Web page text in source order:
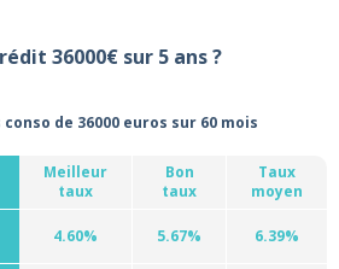
36000€ sur 5 ans ?
de 36000 euros sur 60 mois
Meilleur
taux
Bon
taux
Taux
moyen
4.60% 5.67% 6.39%